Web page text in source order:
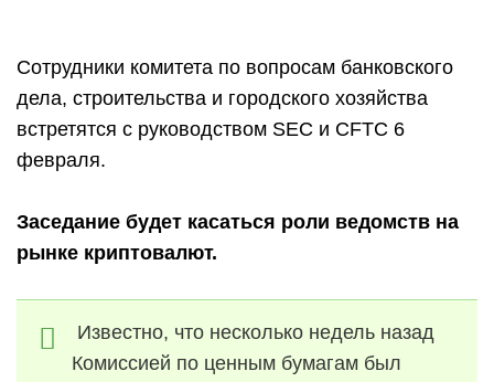
Сотрудники комитета по вопросам банковского
дела, строительства и городского хозяйства
встретятся с руководством SEC и CFTC 6
февраля.
Заседание будет касаться роли ведомств на
рынке криптовалют.
Известно, что несколько недель назад
Комиссией по ценным бумагам был